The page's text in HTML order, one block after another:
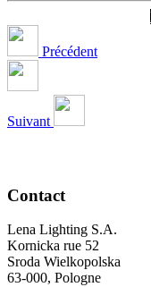
Précédent
Suivant
Contact
Lena Lighting S.A.
Kornicka rue 52
Sroda Wielkopolska
63-000, Pologne